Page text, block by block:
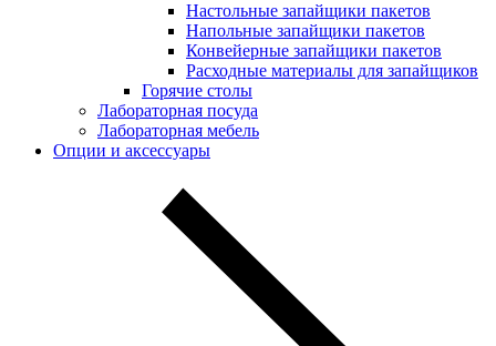
Настольные запайщики пакетов
Напольные запайщики пакетов
Конвейерные запайщики пакетов
Расходные материалы для запайщиков
Горячие столы
Лабораторная посуда
Лабораторная мебель
Опции и аксессуары